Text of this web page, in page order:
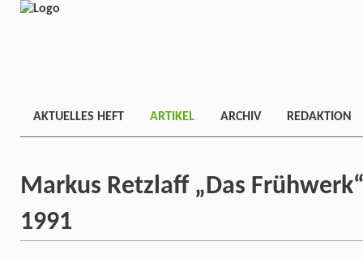
AKTUELLES HEFT ARTIKEL ARCHIV REDAKTION
Markus Retzlaff „Das
1991